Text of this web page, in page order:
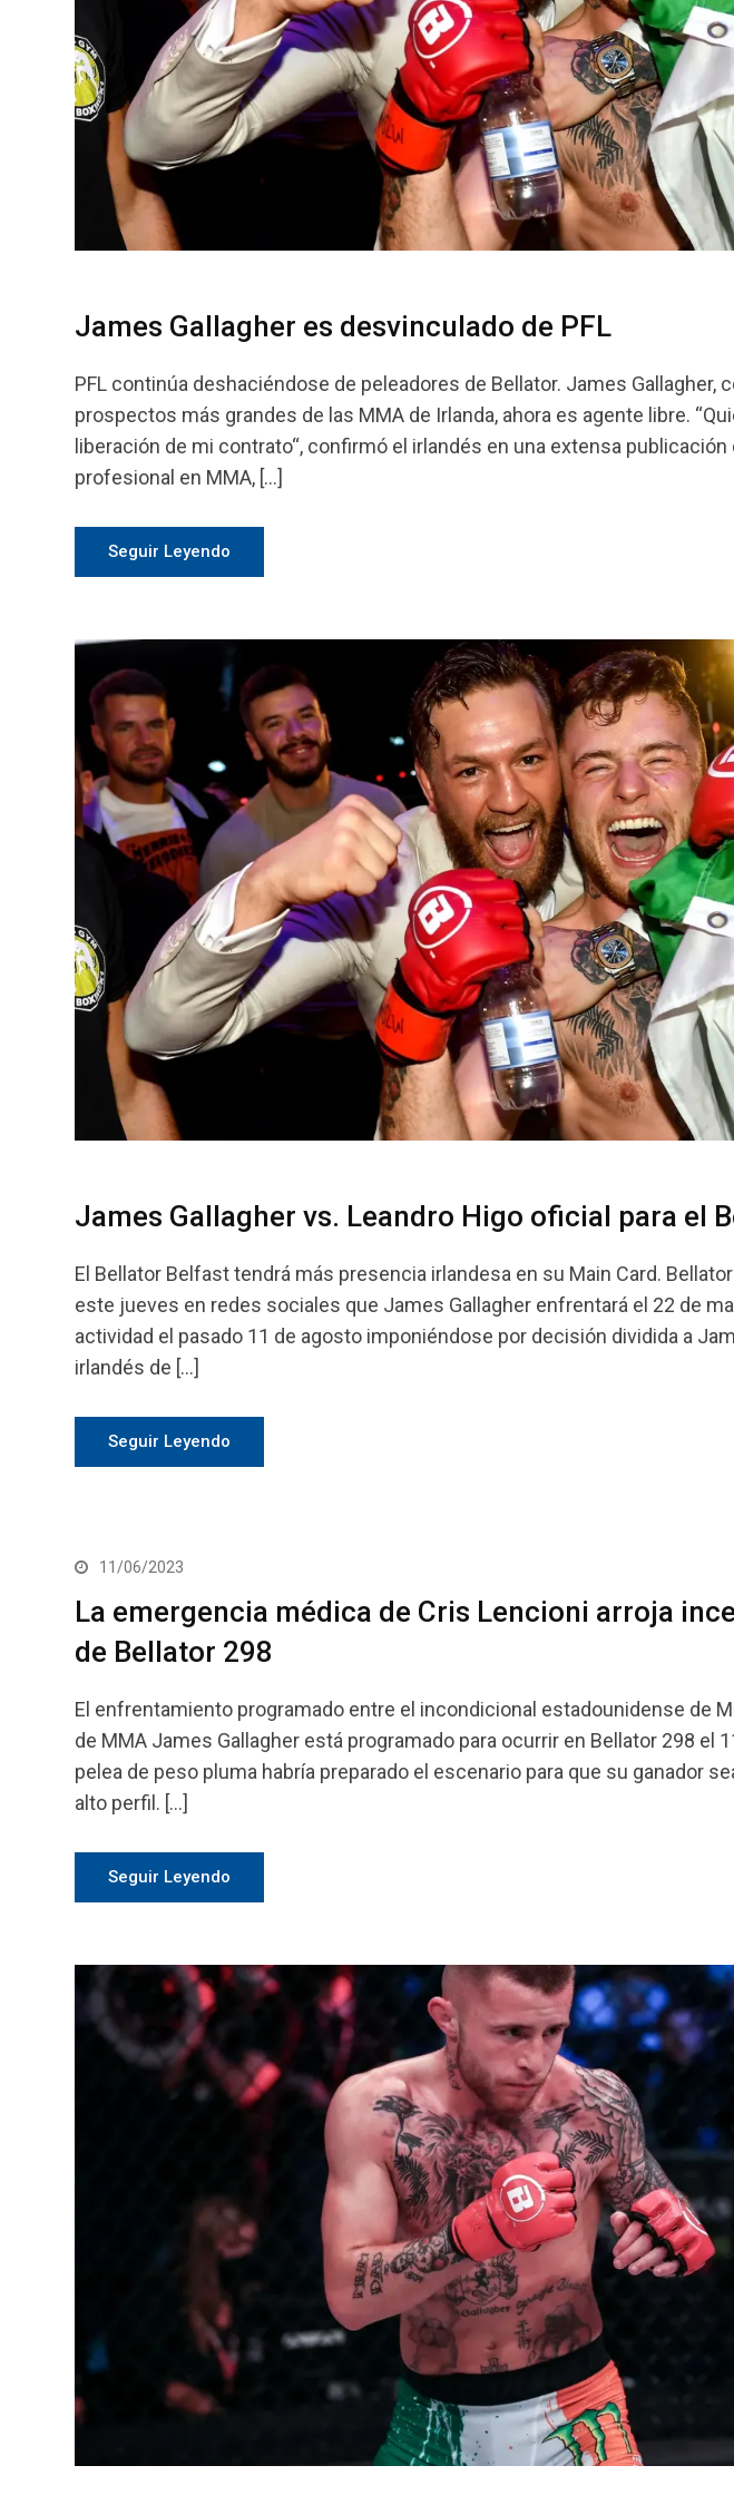
James Gallagher es desvinculado de PFL
PFL continúa deshaciéndose de peleadores de Bellator. James
prospectos más grandes de las MMA de Irlanda, ahora es agente libre.
liberación de mi contrato“, confirmó el irlandés en una extensa
profesional en MMA, […]
Seguir Leyendo
James Gallagher vs. Leandro Higo oficial para el
El Bellator Belfast tendrá más presencia irlandesa en su Main Card.
este jueves en redes sociales que James Gallagher enfrentará el 22 de
actividad el pasado 11 de agosto imponiéndose por decisión dividida a
irlandés de […]
Seguir Leyendo
11/06/2023
La emergencia médica de Cris Lencioni arroja
de Bellator 298
El enfrentamiento programado entre el incondicional estadounidense de
de MMA James Gallagher está programado para ocurrir en Bellator 298 el
pelea de peso pluma habría preparado el escenario para que su ganador
alto perfil. […]
Seguir Leyendo